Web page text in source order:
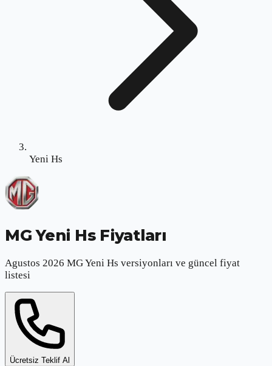
Yeni Hs
MG Yeni Hs Fiyatları
Agustos 2026 MG Yeni Hs versiyonları ve güncel fiyat
listesi
Ücretsiz Teklif Al